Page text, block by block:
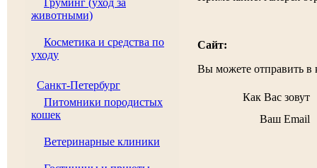
Груминг (уход за
животными)
Косметика и средства по
уходу
Санкт-Петербург
Питомники породистых
кошек
Ветеринарные клиники
Сайт:
Вы можете отправить
Как Вас зовут
Ваш Email